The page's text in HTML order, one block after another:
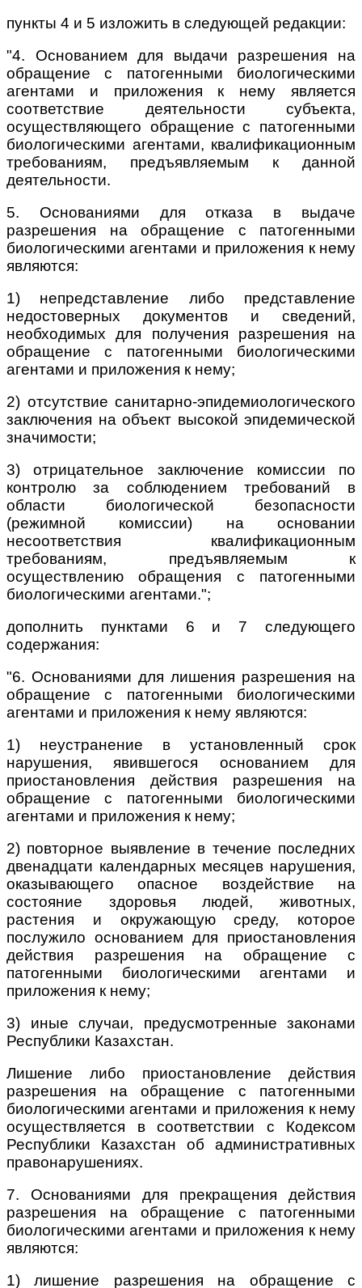
пункты 4 и 5 изложить в следующей редакции:
"4. Основанием для выдачи разрешения на
обращение с патогенными биологическими
агентами и приложения к нему является
соответствие деятельности субъекта,
осуществляющего обращение с патогенными
биологическими агентами, квалификационным
требованиям, предъявляемым к данной
деятельности.
5. Основаниями для отказа в выдаче
разрешения на обращение с патогенными
биологическими агентами и приложения к нему
являются:
1) непредставление либо представление
недостоверных документов и сведений,
необходимых для получения разрешения на
обращение с патогенными биологическими
агентами и приложения к нему;
2) отсутствие санитарно-эпидемиологического
заключения на объект высокой эпидемической
значимости;
3) отрицательное заключение комиссии по
контролю за соблюдением требований в
области биологической безопасности
(режимной комиссии) на основании
несоответствия квалификационным
требованиям, предъявляемым к
осуществлению обращения с патогенными
биологическими агентами.";
дополнить пунктами 6 и 7 следующего
содержания:
"6. Основаниями для лишения разрешения на
обращение с патогенными биологическими
агентами и приложения к нему являются:
1) неустранение в установленный срок
нарушения, явившегося основанием для
приостановления действия разрешения на
обращение с патогенными биологическими
агентами и приложения к нему;
2) повторное выявление в течение последних
двенадцати календарных месяцев нарушения,
оказывающего опасное воздействие на
состояние здоровья людей, животных,
растения и окружающую среду, которое
послужило основанием для приостановления
действия разрешения на обращение с
патогенными биологическими агентами и
приложения к нему;
3) иные случаи, предусмотренные законами
Республики Казахстан.
Лишение либо приостановление действия
разрешения на обращение с патогенными
биологическими агентами и приложения к нему
осуществляется в соответствии с Кодексом
Республики Казахстан об административных
правонарушениях.
7. Основаниями для прекращения действия
разрешения на обращение с патогенными
биологическими агентами и приложения к нему
являются:
1) лишение разрешения на обращение с